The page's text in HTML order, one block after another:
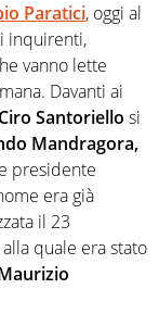
Paratici, oggi al
inquirenti,
vanno lette
Davanti ai
Santoriello si
Mandragora,
presidente
era già
il 23
quale era stato